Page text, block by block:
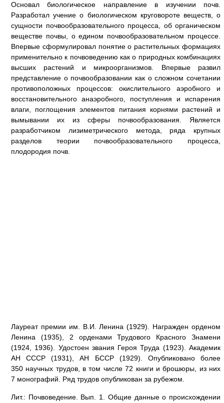
Основал биологическое направление в изучении почв.
Разработал учение о биологическом круговороте веществ, о
сущности почвообразовательного процесса, об органическом
веществе почвы, о едином почвообразовательном процессе.
Впервые сформулировал понятие о растительных формациях
применительно к почвоведению как о природных комбинациях
высших растений и микроорганизмов. Впервые развил
представление о почвообразовании как о сложном сочетании
противоположных процессов: окислительного аэробного и
восстановительного анаэробного, поступления и испарения
влаги, поглощения элементов питания корнями растений и
вымывании их из сферы почвообразования. Является
разработчиком лизиметрического метода, ряда крупных
разделов теории почвообразовательного процесса,
плодородия почв.
Лауреат премии им. В.И. Ленина (1929). Награжден орденом
Ленина (1935), 2 орденами Трудового Красного Знамени
(1924, 1936). Удостоен звания Героя Труда (1923). Академик
АН СССР (1931), АН БССР (1929). Опубликовано более
350 научных трудов, в том числе 72 книги и брошюры, из них
7 монографий. Ряд трудов опубликован за рубежом.
Лит.: Почвоведение. Вып. 1. Общие данные о происхождении